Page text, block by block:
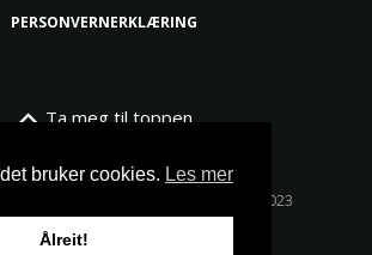
PERSONVERNERKLÆRING
Ta meg til toppen
reservert • Copyright © Natt & Dag 2023
bruker cookies. Les mer
Ålreit!